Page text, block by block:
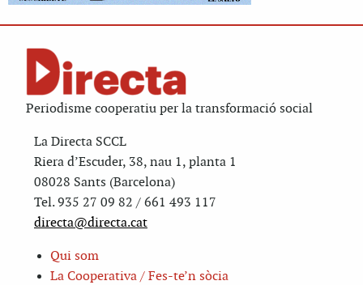
Periodisme cooperatiu per la transformació social
La Directa SCCL
Riera d’Escuder, 38, nau 1, planta 1
08028 Sants (Barcelona)
Tel. 935 27 09 82 / 661 493 117
directa@directa.cat
Qui som
La Cooperativa / Fes-te’n sòcia